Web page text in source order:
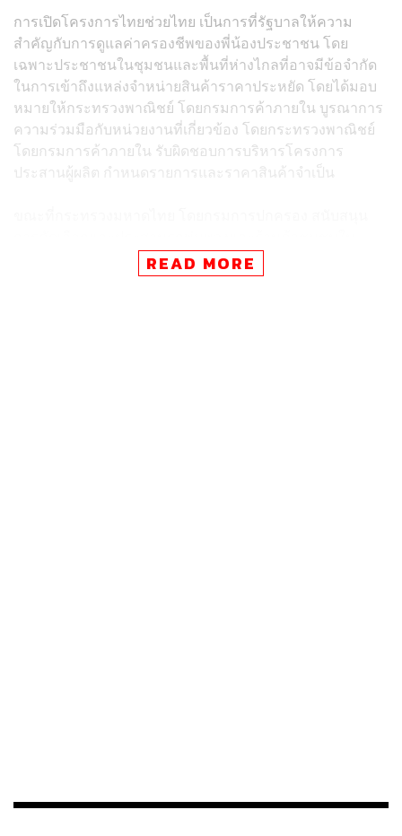
การเปิดโครงการไทยช่วยไทย เป็นการที่รัฐบาลให้ความ
สำคัญกับการดูแลค่าครองชีพของพี่น้องประชาชน โดย
เฉพาะประชาชนในชุมชนและพื้นที่ห่างไกลที่อาจมีข้อจำกัด
ในการเข้าถึงแหล่งจำหน่ายสินค้าราคาประหยัด โดยได้มอบ
หมายให้กระทรวงพาณิชย์ โดยกรมการค้าภายใน บูรณาการ
ความร่วมมือกับหน่วยงานที่เกี่ยวข้อง โดยกระทรวงพาณิชย์
โดยกรมการค้าภายใน รับผิดชอบการบริหารโครงการ
ประสานผู้ผลิต กำหนดรายการและราคาสินค้าจำเป็น
พื้นที่ ส่วนกระทรวงดิจิทัลเพื่อเศรษฐกิจและสังคม โดยบริษัท
ไปรษณีย์ไทย จำกัด สนับสนุนเครือข่ายจุดจำหน่ายและจุด
READ MORE